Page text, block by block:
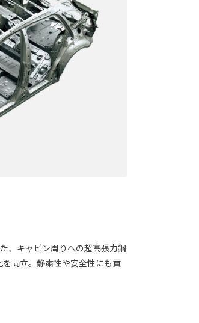
、キャビン周りへの超高張力鋼
両立。静粛性や安全性にも貢